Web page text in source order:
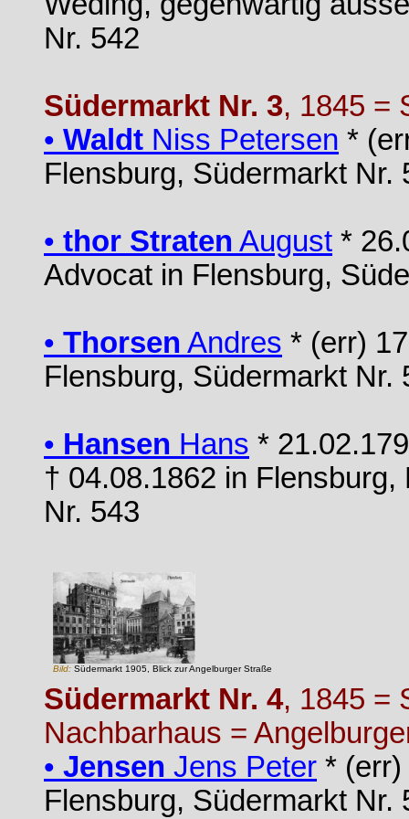
Nr. 542
Südermarkt Nr. 3, 1845 =
• Waldt Niss Petersen *
Flensburg, Südermarkt Nr.
• thor Straten August *
Advocat in Flensburg,
• Thorsen Andres * (err)
Flensburg, Südermarkt Nr.
• Hansen Hans *
† 04.08.1862 in
Nr. 543
Bild: Südermarkt 1905, Blick zur Angelburger Straße
Südermarkt Nr. 4, 1845 =
Nachbarhaus =
• Jensen Jens Peter * (err)
Flensburg, Südermarkt Nr.